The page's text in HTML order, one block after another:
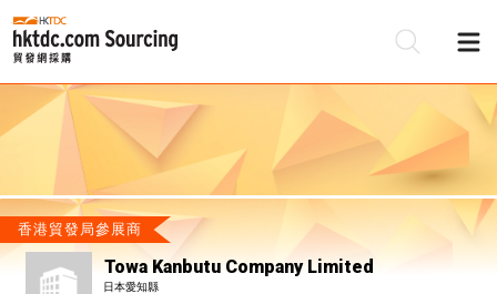
香港貿發局參展商
Towa Kanbutu Company Limited
日本愛知縣